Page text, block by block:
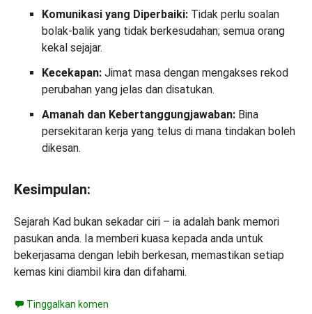
Komunikasi yang Diperbaiki: Tidak perlu soalan
bolak-balik yang tidak berkesudahan; semua orang
kekal sejajar.
Kecekapan: Jimat masa dengan mengakses rekod
perubahan yang jelas dan disatukan.
Amanah dan Kebertanggungjawaban: Bina
persekitaran kerja yang telus di mana tindakan boleh
dikesan.
Kesimpulan:
Sejarah Kad bukan sekadar ciri – ia adalah bank memori
pasukan anda. Ia memberi kuasa kepada anda untuk
bekerjasama dengan lebih berkesan, memastikan setiap
kemas kini diambil kira dan difahami.
Tinggalkan komen